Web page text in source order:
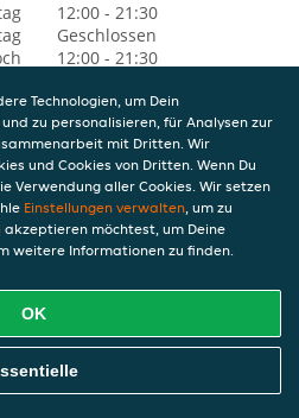
12:00 - 21:30
Geschlossen
12:00 - 21:30
12:00 - 21:30
12:00 - 21:30
12:00 - 21:30
Technologien, um Dein
zu personalisieren, für Analysen zur
mit Dritten. Wir
und Cookies von Dritten. Wenn Du
Verwendung aller Cookies. Wir setzen
Einstellungen verwalten, um zu
akzeptieren möchtest, um Deine
weitere Informationen zu finden.
OK